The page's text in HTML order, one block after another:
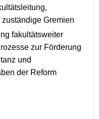
Gremien
fakultätsweiter
zur Förderung
und
der Reform